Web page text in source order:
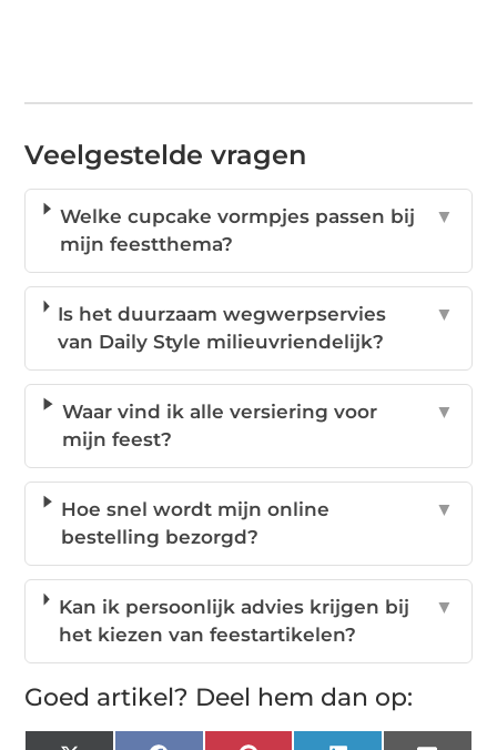
Veelgestelde vragen
Welke cupcake vormpjes passen bij
mijn feestthema?
▼
Is het duurzaam wegwerpservies
van Daily Style milieuvriendelijk?
▼
Waar vind ik alle versiering voor
mijn feest?
▼
Hoe snel wordt mijn online
bestelling bezorgd?
▼
Kan ik persoonlijk advies krijgen bij
het kiezen van feestartikelen?
▼
Goed artikel? Deel hem dan op: